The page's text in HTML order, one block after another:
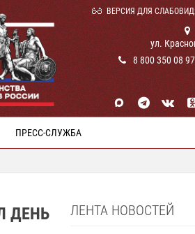
ВЕРСИЯ ДЛЯ
ул.
8 800 350 08
ПРЕСС-СЛУЖБА
ДЕНЬ
ЛЕНТА НОВОСТЕЙ